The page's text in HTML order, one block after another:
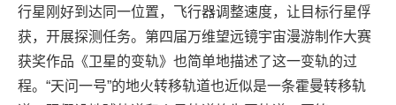
行星刚好到达同一位置，飞行器调整速度，让目标行星俘
获，开展探测任务。第四届万维望远镜宇宙漫游制作大赛
获奖作品《卫星的变轨》也简单地描述了这一变轨的过
程。“天问一号”的地火转移轨道也近似是一条霍曼转移轨